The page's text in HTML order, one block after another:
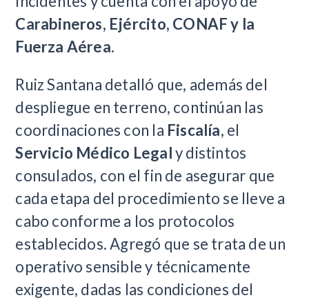
Carabineros, Ejército, CONAF y la
Fuerza Aérea.
Ruiz Santana detalló que, además del
despliegue en terreno, continúan las
coordinaciones con la Fiscalía, el
Servicio Médico Legaly distintos
consulados, con el fin de asegurar que
cada etapa del procedimiento se lleve a
cabo conforme a los protocolos
establecidos. Agregó que se trata de un
operativo sensible y técnicamente
exigente, dadas las condiciones del